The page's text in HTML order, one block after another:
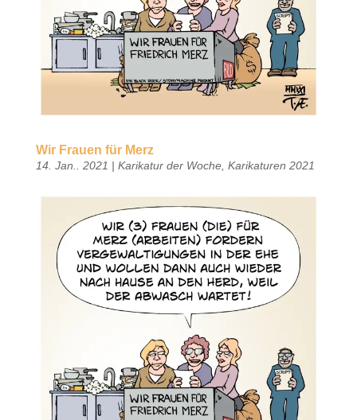
Wir Frauen für Merz
14. Jan.. 2021 | Karikatur der Woche, Karikaturen 2021